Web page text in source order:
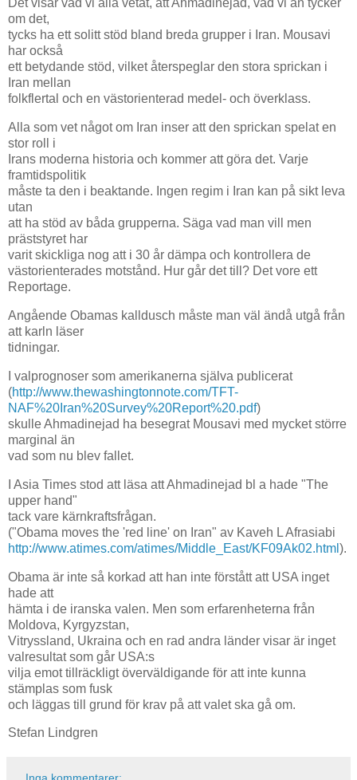
Det visar vad vi alla vetat, att Ahmadinejad, vad vi än tycker
om det,
tycks ha ett solitt stöd bland breda grupper i Iran. Mousavi
har också
ett betydande stöd, vilket återspeglar den stora sprickan i
Iran mellan
folkflertal och en västorienterad medel- och överklass.
Alla som vet något om Iran inser att den sprickan spelat en
stor roll i
Irans moderna historia och kommer att göra det. Varje
framtidspolitik
måste ta den i beaktande. Ingen regim i Iran kan på sikt leva
utan
att ha stöd av båda grupperna. Säga vad man vill men
präststyret har
varit skickliga nog att i 30 år dämpa och kontrollera de
västorienterades motstånd. Hur går det till? Det vore ett
Reportage.
Angående Obamas kalldusch måste man väl ändå utgå från
att karln läser
tidningar.
I valprognoser som amerikanerna själva publicerat
(http://www.thewashingtonnote.com/TFT-
NAF%20Iran%20Survey%20Report%20.pdf)
skulle Ahmadinejad ha besegrat Mousavi med mycket större
marginal än
vad som nu blev fallet.
I Asia Times stod att läsa att Ahmadinejad bl a hade "The
upper hand"
tack vare kärnkraftsfrågan.
("Obama moves the 'red line' on Iran" av Kaveh L Afrasiabi
http://www.atimes.com/atimes/Middle_East/KF09Ak02.html ).
Obama är inte så korkad att han inte förstått att USA inget
hade att
hämta i de iranska valen. Men som erfarenheterna från
Moldova, Kyrgyzstan,
Vitryssland, Ukraina och en rad andra länder visar är inget
valresultat som går USA:s
vilja emot tillräckligt överväldigande för att inte kunna
stämplas som fusk
och läggas till grund för krav på att valet ska gå om.
Stefan Lindgren